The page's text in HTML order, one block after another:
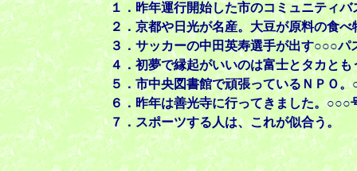
１．昨年運行開始した市のコミュニティバ
２．京都や日光が名産。大豆が原料の食べ
３．サッカーの中田英寿選手が出す○○○パ
４．初夢で縁起がいいのは富士とタカとも
５．市中央図書館で頑張っているＮＰＯ
６．昨年は善光寺に行ってきました。○○○
７．スポーツする人は、これが似合う。